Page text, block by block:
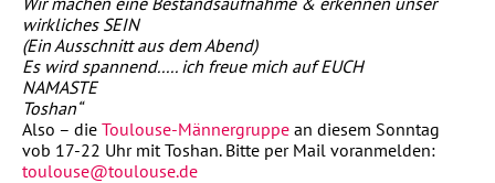
wirkliches SEIN
(Ein Ausschnitt aus dem Abend)
Es wird spannend..... ich freue mich auf EUCH
NAMASTE
Toshan“
Also – die Toulouse-Männergruppe an diesem Sonntag
vob 17-22 Uhr mit Toshan. Bitte per Mail voranmelden:
toulouse@toulouse.de